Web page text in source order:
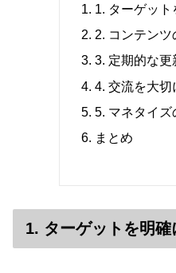
1. ターゲット
2. コンテンツ
3. 定期的な更
4. 交流を大切
5. マネタイズ
まとめ
1. ターゲットを明確